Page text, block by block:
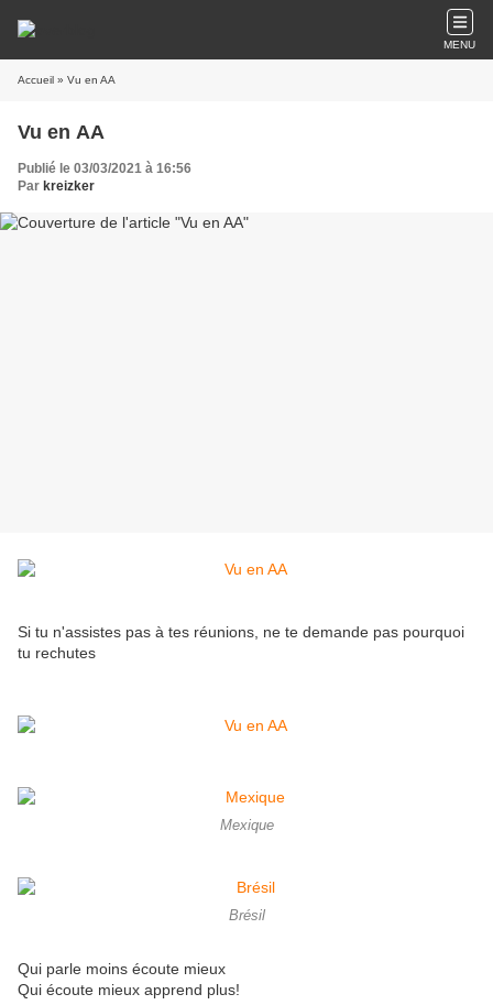
MENU
Accueil » Vu en AA
Vu en AA
Publié le 03/03/2021 à 16:56
Par kreizker
Si tu n'assistes pas à tes réunions, ne te demande pas pourquoi
tu rechutes
Mexique
Brésil
Qui parle moins écoute mieux
Qui écoute mieux apprend plus!